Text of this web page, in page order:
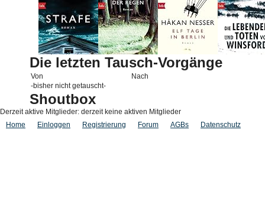
Die letzten Tausch-Vorgänge
Von
Nach
-bisher nicht getauscht-
Shoutbox
Derzeit aktive Mitglieder: derzeit keine aktiven Mitglieder
Home
Einloggen Registrierung Forum AGBs Datenschutz